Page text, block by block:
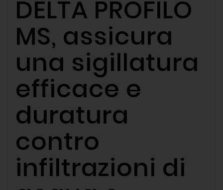
DELTA PROFILO
MS, assicura
una sigillatura
efficace e
duratura
contro
infiltrazioni di